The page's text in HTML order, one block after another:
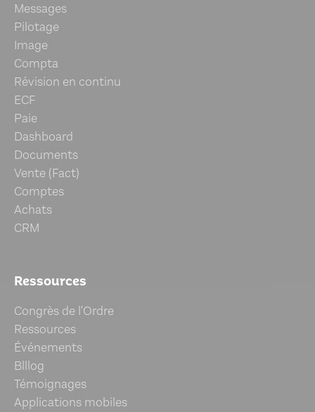
Messages
Pilotage
Image
Compta
Révision en continu
ECF
Paie
Dashboard
Documents
Vente (Fact)
Comptes
Achats
CRM
Ressources
Congrès de l'Ordre
Ressources
Événements
Blllog
Témoignages
Applications mobiles